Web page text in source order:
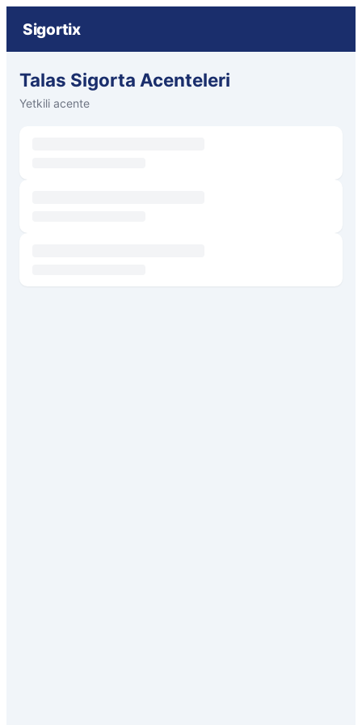
Sigortix
Talas Sigorta Acenteleri
Yetkili acente